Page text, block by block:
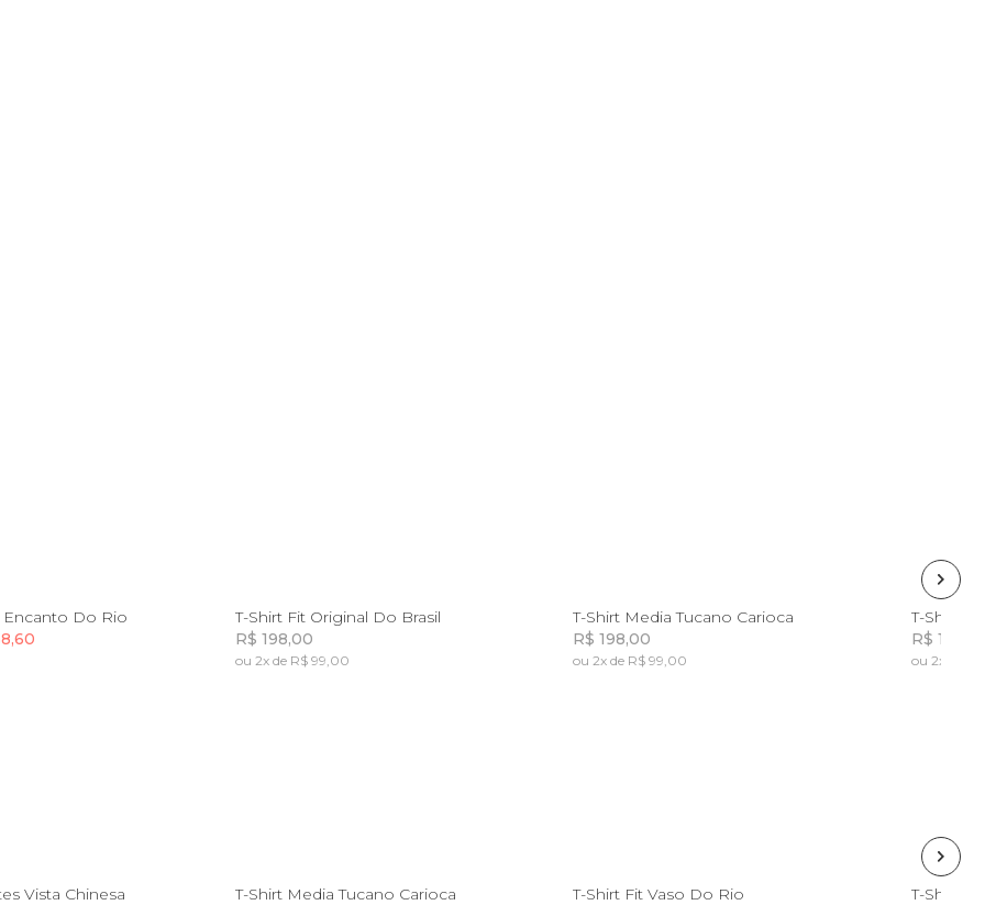
P M G
Encanto Do Rio PP G
T-Shirt Fit Original Do Brasil
R$ 198,00
ou 2x de R$ 99,00
PP P M
T-Shirt Media Tucano Carioca
R$ 198,00
ou 2x de R$ 99,00
T-Shirt
R$
ou 2x de
M G
Vista Chinesa
PP P M
T-Shirt Media Tucano Carioca
T-Shirt Fit Vaso Do Rio
T-Shirt